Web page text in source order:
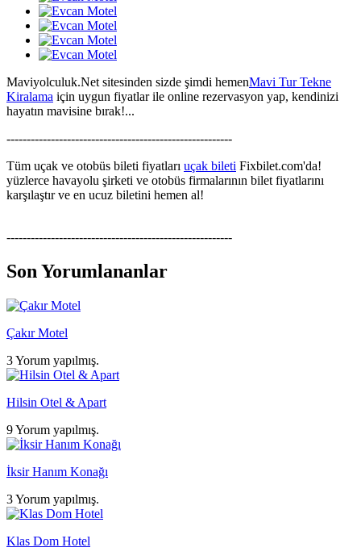
Maviyolculuk.Net sitesinden sizde şimdi hemenMavi Tur Tekne
Kiralama için uygun fiyatlar ile online rezervasyon yap, kendinizi
hayatın mavisine bırak!...
--------------------------------------------------------
Tüm uçak ve otobüs bileti fiyatları uçak bileti Fixbilet.com'da!
yüzlerce havayolu şirketi ve otobüs firmalarının bilet fiyatlarını
karşılaştır ve en ucuz biletini hemen al!
--------------------------------------------------------
Son Yorumlananlar
Çakır Motel
3 Yorum yapılmış.
Hilsin Otel & Apart
9 Yorum yapılmış.
İksir Hanım Konağı
3 Yorum yapılmış.
Klas Dom Hotel